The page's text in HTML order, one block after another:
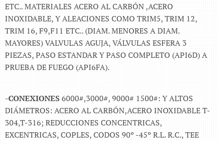
ETC.. MATERIALES ACERO AL CARBÓN ,ACERO
INOXIDABLE, Y ALEACIONES COMO TRIM5, TRIM 12,
TRIM 16, F9,F11 ETC.. (DIAM. MENORES A DIAM.
MAYORES) VALVULAS AGUJA, VÁLVULAS ESFERA 3
PIEZAS, PASO ESTANDAR Y PASO COMPLETO (API6D) A
PRUEBA DE FUEGO (API6FA).
-CONEXIONES6000#,3000#, 9000# 1500#: Y ALTOS
DIÁMETROS: ACERO AL CARBÓN,ACERO INOXIDABLE T-
304,T-316; REDUCCIONES CONCENTRICAS,
EXCENTRICAS, COPLES, CODOS 90º -45º R.L. R.C., TEE